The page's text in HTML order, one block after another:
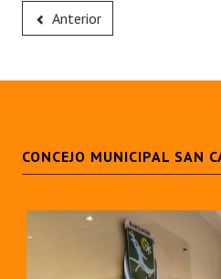
Anterior
CONCEJO MUNICIPAL SAN